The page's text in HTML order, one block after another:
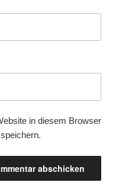
in diesem Browser